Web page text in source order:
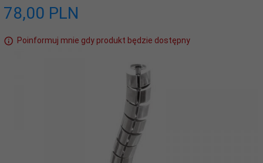
78,00 PLN
Poinformuj mnie gdy produkt będzie dostępny